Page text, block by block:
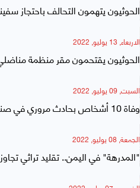
الحوثيون يتهمون التحالف باحتجاز سفينة غاز
الاربعاء, 13 يوليو, 2022
الحوثيون يقتحمون مقر منظمة مناضلي ثورة "26
السبت, 09 يوليو, 2022
وفاة 10 أشخاص بحادث مروري في صنعاء
الجمعة, 08 يوليو, 2022
"المدرهة" في اليمن.. تقليد تراثي تجاوز 1200 عام لوداع الحجاج